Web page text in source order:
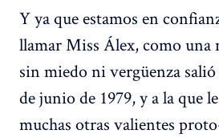
Y ya que estamos en
llamar Miss Álex, como una
sin miedo ni vergüenza
de junio de 1979, y a la que
muchas otras valientes